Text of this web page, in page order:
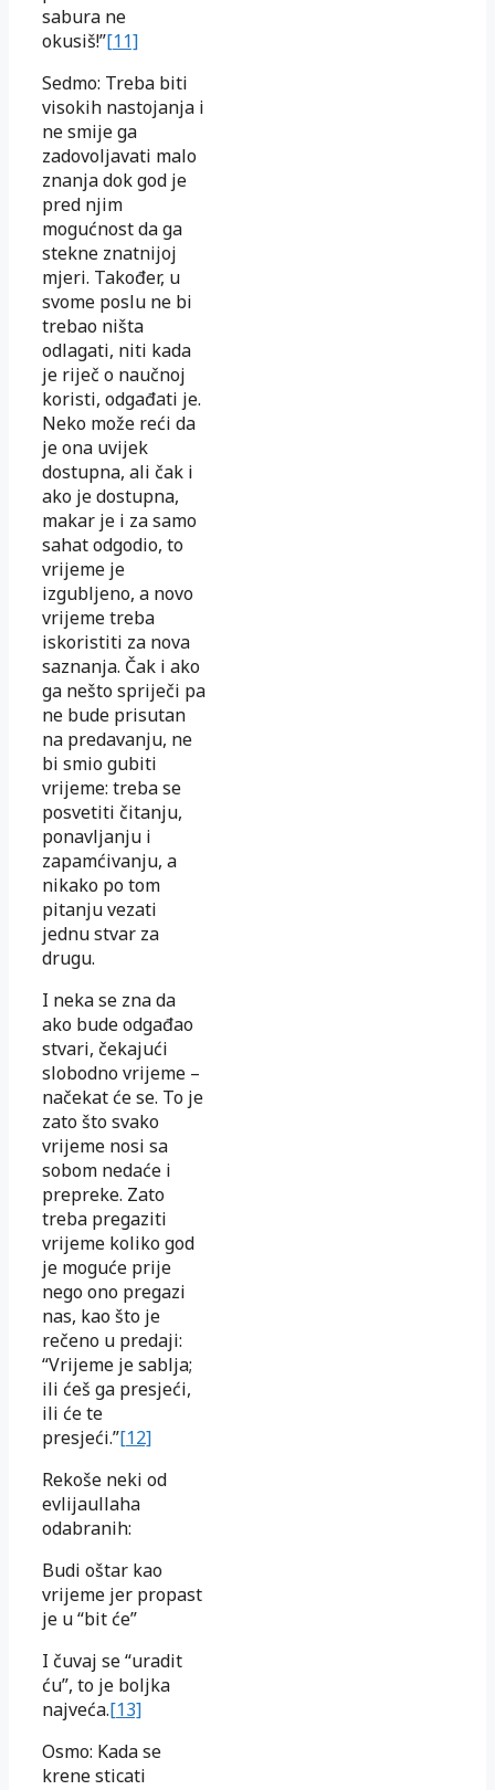
sabura ne
okusiš!”[11]
Sedmo: Treba biti
visokih nastojanja i
ne smije ga
zadovoljavati malo
znanja dok god je
pred njim
mogućnost da ga
stekne znatnijoj
mjeri. Također, u
svome poslu ne bi
trebao ništa
odlagati, niti kada
je riječ o naučnoj
koristi, odgađati je.
Neko može reći da
je ona uvijek
dostupna, ali čak i
ako je dostupna,
makar je i za samo
sahat odgodio, to
vrijeme je
izgubljeno, a novo
vrijeme treba
iskoristiti za nova
saznanja. Čak i ako
ga nešto spriječi pa
ne bude prisutan
na predavanju, ne
bi smio gubiti
vrijeme: treba se
posvetiti čitanju,
ponavljanju i
zapamćivanju, a
nikako po tom
pitanju vezati
jednu stvar za
drugu.
I neka se zna da
ako bude odgađao
stvari, čekajući
slobodno vrijeme –
načekat će se. To je
zato što svako
vrijeme nosi sa
sobom nedaće i
prepreke. Zato
treba pregaziti
vrijeme koliko god
je moguće prije
nego ono pregazi
nas, kao što je
rečeno u predaji:
“Vrijeme je sablja;
ili ćeš ga presjeći,
ili će te
presjeći.”[12]
Rekoše neki od
evlijaullaha
odabranih:
Budi oštar kao
vrijeme jer propast
je u “bit će”
I čuvaj se “uradit
ću”, to je boljka
najveća.[13]
Osmo: Kada se
krene sticati